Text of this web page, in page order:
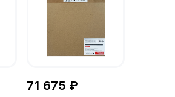
71 675 ₽